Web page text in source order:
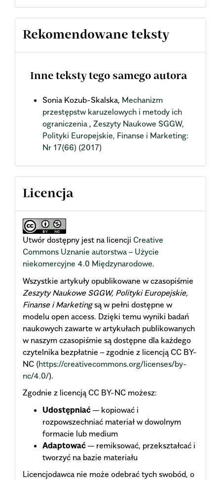
Rekomendowane teksty
Inne teksty tego samego autora
Sonia Kozub-Skalska, Mechanizm
przestępstw karuzelowych i metody ich
ograniczenia , Zeszyty Naukowe SGGW,
Polityki Europejskie, Finanse i Marketing:
Nr 17(66) (2017)
Licencja
Utwór dostępny jest na licencji Creative
Commons Uznanie autorstwa – Użycie
niekomercyjne 4.0 Międzynarodowe.
Wszystkie artykuły opublikowane w czasopiśmie
Zeszyty Naukowe SGGW, Polityki Europejskie,
Finanse i Marketingsą w pełni dostępne w
modelu open access. Dzięki temu wyniki badań
naukowych zawarte w artykułach publikowanych
w naszym czasopiśmie są dostępne dla każdego
czytelnika bezpłatnie – zgodnie z licencją CC BY-
NC (https://creativecommons.org/licenses/by-
nc/4.0/).
Zgodnie z licencją CC BY-NC możesz:
Udostępniać — kopiować i
rozpowszechniać materiał w dowolnym
formacie lub medium
Adaptować — remiksować, przekształcać i
tworzyć na bazie materiału
Licencjodawca nie może odebrać tych swobód, o